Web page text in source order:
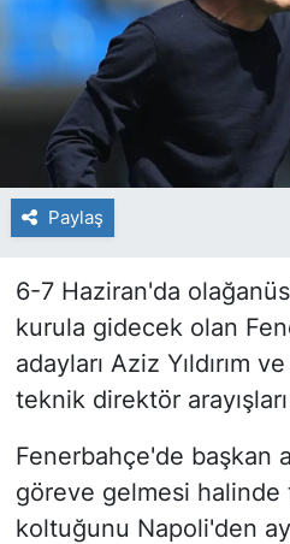
Paylaş
6-7 Haziran'da
kurula gidecek olan
adayları Aziz Yıldırım
teknik direktör
Fenerbahçe'de başkan
göreve gelmesi
koltuğunu Napoli'den